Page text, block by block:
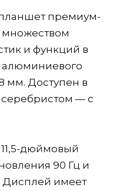
планшет премиум-
множеством
и функций в
алюминиевого
мм. Доступен в
— с
11,5-дюймовый
90 Гц и
Дисплей имеет